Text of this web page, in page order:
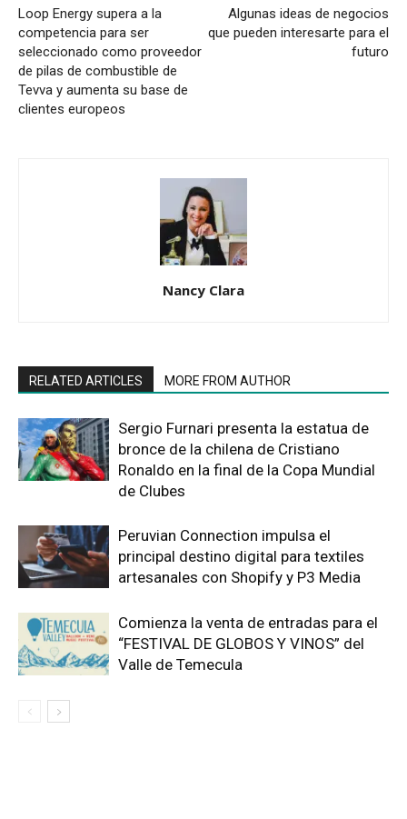
Loop Energy supera a la
competencia para ser
seleccionado como proveedor
de pilas de combustible de
Tevva y aumenta su base de
clientes europeos
Algunas ideas de negocios
que pueden interesarte para el
futuro
Nancy Clara
RELATED ARTICLES MORE FROM AUTHOR
Sergio Furnari presenta la estatua de
bronce de la chilena de Cristiano
Ronaldo en la final de la Copa Mundial
de Clubes
Peruvian Connection impulsa el
principal destino digital para textiles
artesanales con Shopify y P3 Media
Comienza la venta de entradas para el
“FESTIVAL DE GLOBOS Y VINOS” del
Valle de Temecula